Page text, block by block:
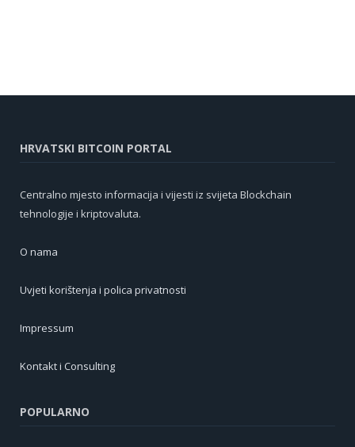
HRVATSKI BITCOIN PORTAL
Centralno mjesto informacija i vijesti iz svijeta Blockchain
tehnologije i kriptovaluta.
O nama
Uvjeti korištenja i polica privatnosti
Impressum
Kontakt i Consulting
POPULARNO